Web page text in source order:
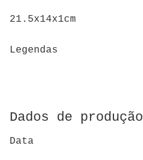
21.5x14x1cm
Legendas
Dados de produção
Data